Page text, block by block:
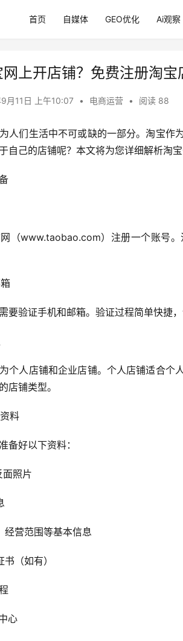
首页 自媒体 GEO优化 Ai观察
上开店铺？免费注册淘宝
月11日 上午10:07 • 电商运营 • 阅读 88
人们生活中不可或缺的一部分。淘宝
自己的店铺呢？本文将为您详细解析淘
（www.taobao.com）注册一个账号
要验证手机和邮箱。验证过程简单快捷，
个人店铺和企业店铺。个人店铺适合个
店铺类型。
料
备好以下资料：
面照片
经营范围等基本信息
书（如有）
心